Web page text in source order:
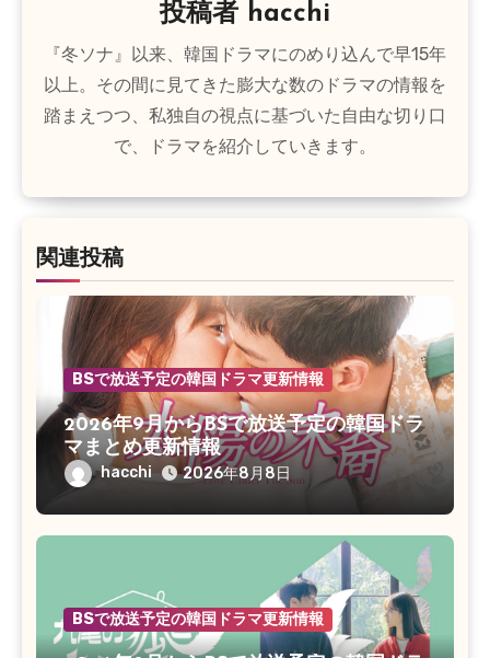
ン
投稿者 hacchi
『冬ソナ』以来、韓国ドラマにのめり込んで早15年
以上。その間に見てきた膨大な数のドラマの情報を
踏まえつつ、私独自の視点に基づいた自由な切り口
で、ドラマを紹介していきます。
関連投稿
BSで放送予定の韓国ドラマ更新情報
2026年9月からBSで放送予定の韓国ドラ
マまとめ更新情報
hacchi 2026年8月8日
BSで放送予定の韓国ドラマ更新情報